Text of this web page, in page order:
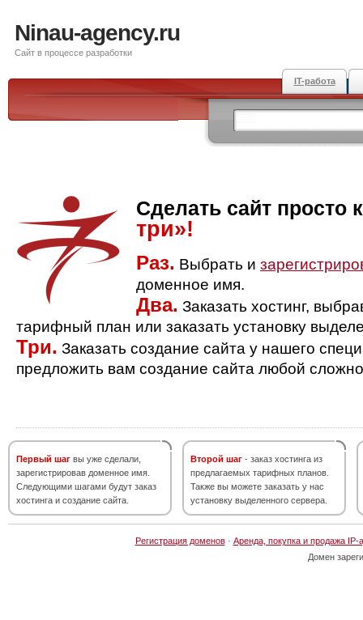
Ninau-agency.ru
Сайт в процессе разработки
IT-работа
Сделать сайт просто
три»!
Раз. Выбрать и
доменное имя.
Два. Заказать хостинг,
тарифный план или заказать установку
Три. Заказать создание сайта у нашего
предложить вам создание сайта любой
Первый шаг вы уже сделали,
зарегистрировав доменное имя.
Следующими шагами будут заказ
хостинга и создание сайта.
Второй шаг - заказ хостинга из
предлагаемых тарифных планов.
Также вы можете заказать у нас
установку выделенного сервера.
Регистрация доменов· Аренда, покупка и продажа IP-
Домен